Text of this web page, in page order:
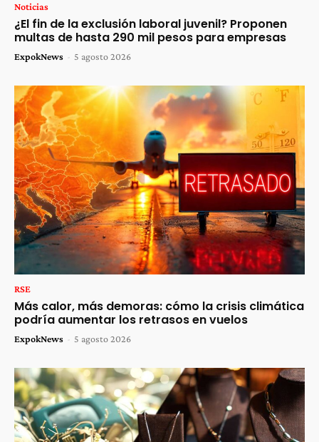
Noticias
¿El fin de la exclusión laboral juvenil? Proponen
multas de hasta 290 mil pesos para empresas
ExpokNews - 5 agosto 2026
RSE
Más calor, más demoras: cómo la crisis climática
podría aumentar los retrasos en vuelos
ExpokNews - 5 agosto 2026